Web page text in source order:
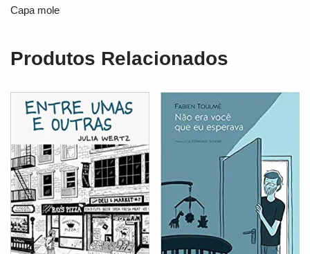
Capa mole
Produtos Relacionados